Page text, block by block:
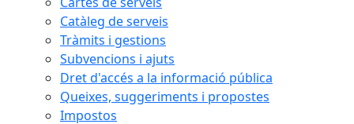
Catàleg de serveis
Tràmits i gestions
Subvencions i ajuts
Dret d'accés a la informació pública
Queixes, suggeriments i propostes
Impostos